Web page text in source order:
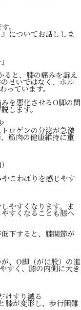
。
についてお話ししま
と、膝の痛みを訴え
せいではなく、ホル
っています。
を悪化させるO脚の関
します。
ロゲンの分泌が急激
筋肉の健康維持に重
こわばりを感じやす
やすくなります。ま
すくなることも膝へ
下すると、膝関節が
、O脚（がに股）の進
すく、膝の内側に大き
けすり減る
膝が変形し、歩行困難